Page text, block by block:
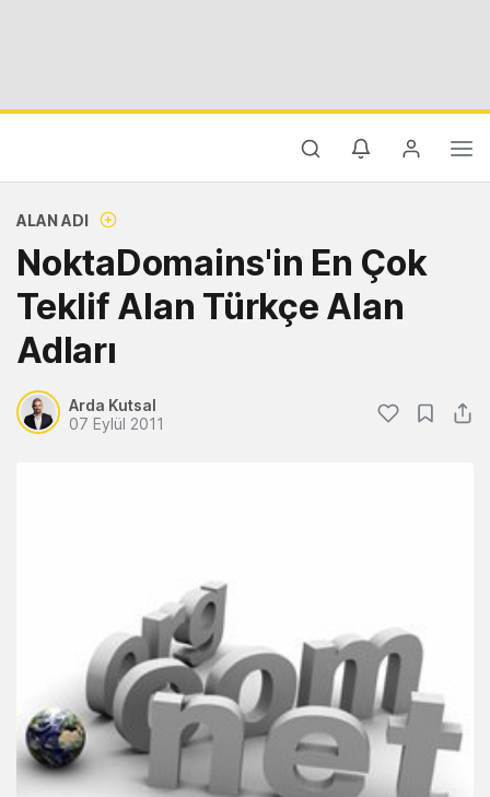
ALAN ADI
NoktaDomains'in En Çok
Teklif Alan Türkçe Alan
Adları
Arda Kutsal
07 Eylül 2011